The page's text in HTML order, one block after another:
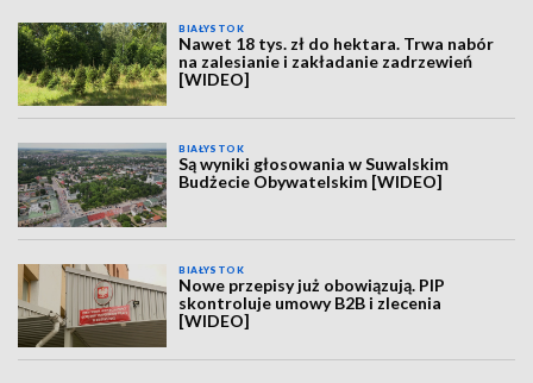
BIAŁYSTOK
Nawet 18 tys. zł do hektara. Trwa nabór
na zalesianie i zakładanie zadrzewień
[WIDEO]
BIAŁYSTOK
Są wyniki głosowania w Suwalskim
Budżecie Obywatelskim [WIDEO]
BIAŁYSTOK
Nowe przepisy już obowiązują. PIP
skontroluje umowy B2B i zlecenia
[WIDEO]